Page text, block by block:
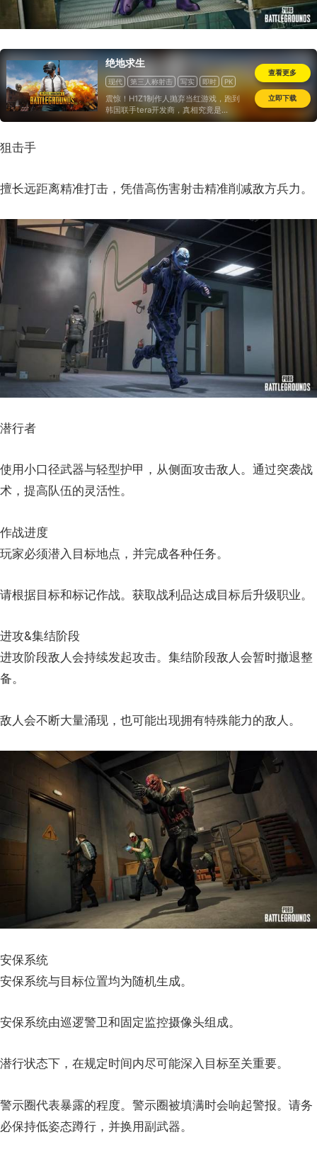
绝地求生
现代 第三人称射击 写实 即时
PK
虚幻引擎
TPS 射击
大逃杀
一次性付费
震惊！H1Z1制作人抛弃当红游戏，跑到
韩国联手tera开发商，真相究竟是...
查看更多
立即下载
狙击手
擅长远距离精准打击，凭借高伤害射击精准削减敌方兵力。
潜行者
使用小口径武器与轻型护甲，从侧面攻击敌人。通过突袭战
术，提高队伍的灵活性。
作战进度
玩家必须潜入目标地点，并完成各种任务。
请根据目标和标记作战。获取战利品达成目标后升级职业。
进攻&集结阶段
进攻阶段敌人会持续发起攻击。集结阶段敌人会暂时撤退整
备。
敌人会不断大量涌现，也可能出现拥有特殊能力的敌人。
安保系统
安保系统与目标位置均为随机生成。
安保系统由巡逻警卫和固定监控摄像头组成。
潜行状态下，在规定时间内尽可能深入目标至关重要。
警示圈代表暴露的程度。警示圈被填满时会响起警报。请务
必保持低姿态蹲行，并换用副武器。